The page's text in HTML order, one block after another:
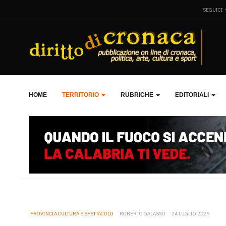
SEGUICI
HOME TERRITORIO RUBRICHE EDITORIALI
PROVINCIA CULTURA E SPETTACOLO ROBERTO GALASSO 24 LUGLIO 2025